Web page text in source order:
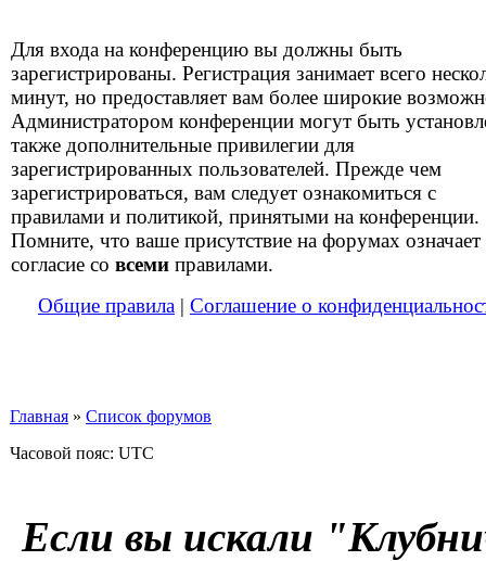
Для входа на конференцию вы должны быть
зарегистрированы. Регистрация занимает всего
минут, но предоставляет вам более широкие
Администратором конференции могут быть
также дополнительные привилегии для
зарегистрированных пользователей. Прежде чем
зарегистрироваться, вам следует ознакомиться с
правилами и политикой, принятыми на конференции.
Помните, что ваше присутствие на форумах означает
согласие со всеми правилами.
Общие правила | Соглашение о
Главная » Список форумов
Часовой пояс: UTC
Если вы искали